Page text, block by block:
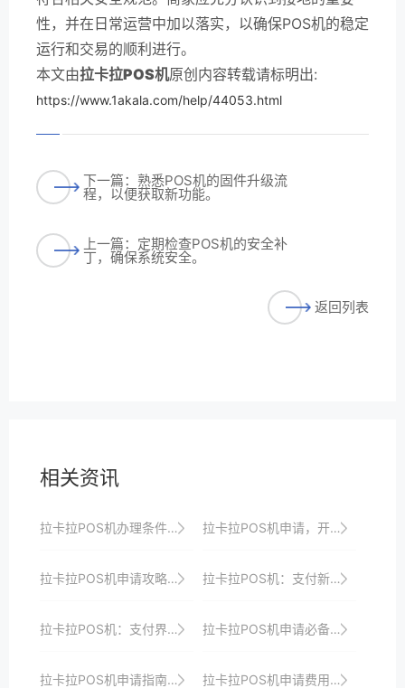
性，并在日常运营中加以落实，以确保POS机的稳定
运行和交易的顺利进行。
本文由拉卡拉POS机原创内容转载请标明出:
https://www.1akala.com/help/44053.html
下一篇：熟悉POS机的固件升级流
程，以便获取新功能。
上一篇：定期检查POS机的安全补
丁，确保系统安全。
返回列表
相关资讯
拉卡拉POS机办理条件与所需材料解析：一站式服务，助你快速接入支付市场 拉卡拉POS机申请，开启商户支付升级新时代
拉卡拉POS机申请攻略：新手必看 拉卡拉POS机：支付新潮流，引领未来
拉卡拉POS机：支付界的“黑科技” 拉卡拉POS机申请必备知识：全面了解政策、市场、技术与创新趋势
拉卡拉POS机申请指南：如何构建安全、高效、智能的支付生态系统 拉卡拉POS机申请费用及优惠政策全解析